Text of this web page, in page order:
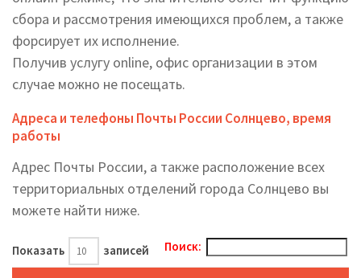
сбора и рассмотрения имеющихся проблем, а также
форсирует их исполнение.
Получив услугу online, офис организации в этом
случае можно не посещать.
Адреса и телефоны Почты России Солнцево, время
работы
Адрес Почты России, а также расположение всех
территориальных отделений города Солнцево вы
можете найти ниже.
Показать записей Поиск: